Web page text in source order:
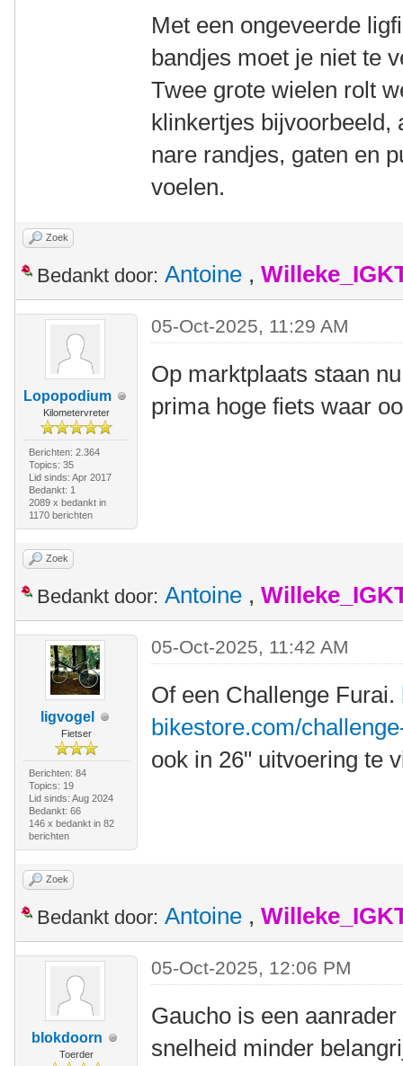
Met een ongeveerde
bandjes moet je niet te
Twee grote wielen rolt
klinkertjes bijvoorbeeld,
nare randjes, gaten en
voelen.
Zoek
Bedankt door: Antoine ,
Lopopodium
Kilometervreter
Berichten: 2.364
Topics: 35
Lid sinds: Apr 2017
Bedankt: 1
2089 x bedankt in
1170 berichten
05-Oct-2025, 11:29 AM
Op marktplaats staan
prima hoge fiets waar
Zoek
Bedankt door: Antoine ,
ligvogel
Fietser
Berichten: 84
Topics: 19
Lid sinds: Aug 2024
Bedankt: 66
146 x bedankt in 82
berichten
05-Oct-2025, 11:42 AM
Of een Challenge Furai.
bikestore.com/
ook in 26" uitvoering te
Zoek
Bedankt door: Antoine ,
blokdoorn
Toerder
05-Oct-2025, 12:06 PM
Gaucho is een
snelheid minder